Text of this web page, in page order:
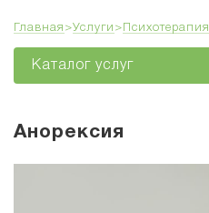
Главная >Услуги > Психотерапия
Каталог услуг
Анорексия